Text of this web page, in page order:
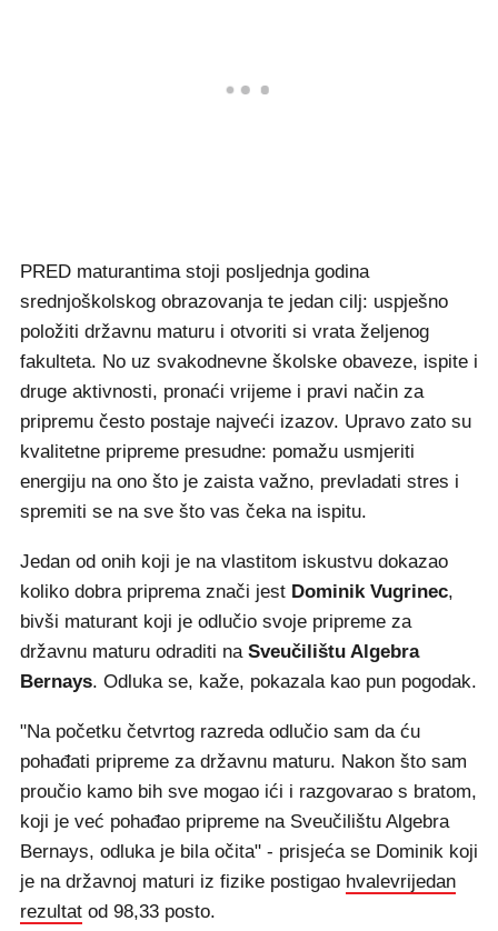
PRED maturantima stoji posljednja godina
srednjoškolskog obrazovanja te jedan cilj: uspješno
položiti državnu maturu i otvoriti si vrata željenog
fakulteta. No uz svakodnevne školske obaveze, ispite i
druge aktivnosti, pronaći vrijeme i pravi način za
pripremu često postaje najveći izazov. Upravo zato su
kvalitetne pripreme presudne: pomažu usmjeriti
energiju na ono što je zaista važno, prevladati stres i
spremiti se na sve što vas čeka na ispitu.
Jedan od onih koji je na vlastitom iskustvu dokazao
koliko dobra priprema znači jest Dominik Vugrinec,
bivši maturant koji je odlučio svoje pripreme za
državnu maturu odraditi na Sveučilištu Algebra
Bernays. Odluka se, kaže, pokazala kao pun pogodak.
"Na početku četvrtog razreda odlučio sam da ću
pohađati pripreme za državnu maturu. Nakon što sam
proučio kamo bih sve mogao ići i razgovarao s bratom,
koji je već pohađao pripreme na Sveučilištu Algebra
Bernays, odluka je bila očita" - prisjeća se Dominik koji
je na državnoj maturi iz fizike postigao hvalevrijedan
rezultat od 98,33 posto.